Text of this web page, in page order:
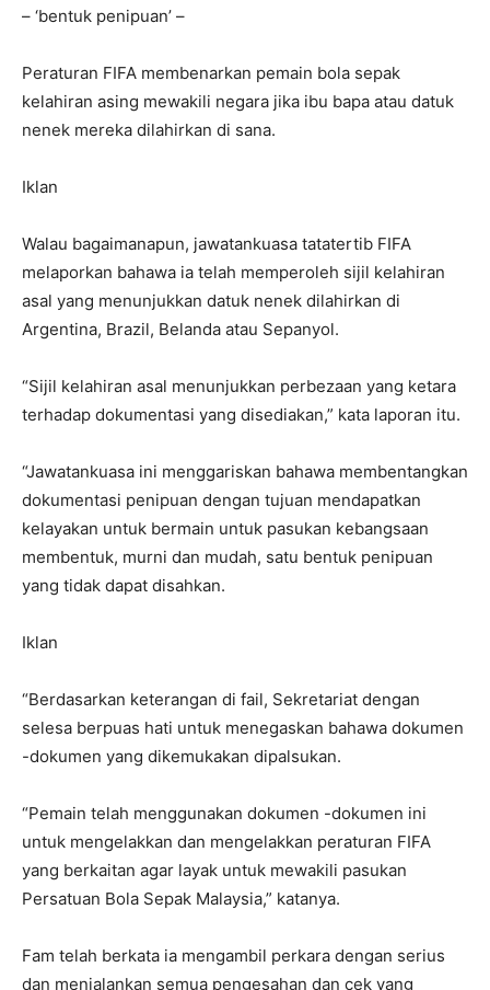
– ‘bentuk penipuan’ –
Peraturan FIFA membenarkan pemain bola sepak
kelahiran asing mewakili negara jika ibu bapa atau datuk
nenek mereka dilahirkan di sana.
Iklan
Walau bagaimanapun, jawatankuasa tatatertib FIFA
melaporkan bahawa ia telah memperoleh sijil kelahiran
asal yang menunjukkan datuk nenek dilahirkan di
Argentina, Brazil, Belanda atau Sepanyol.
“Sijil kelahiran asal menunjukkan perbezaan yang ketara
terhadap dokumentasi yang disediakan,” kata laporan itu.
“Jawatankuasa ini menggariskan bahawa membentangkan
dokumentasi penipuan dengan tujuan mendapatkan
kelayakan untuk bermain untuk pasukan kebangsaan
membentuk, murni dan mudah, satu bentuk penipuan
yang tidak dapat disahkan.
Iklan
“Berdasarkan keterangan di fail, Sekretariat dengan
selesa berpuas hati untuk menegaskan bahawa dokumen
-dokumen yang dikemukakan dipalsukan.
“Pemain telah menggunakan dokumen -dokumen ini
untuk mengelakkan dan mengelakkan peraturan FIFA
yang berkaitan agar layak untuk mewakili pasukan
Persatuan Bola Sepak Malaysia,” katanya.
Fam telah berkata ia mengambil perkara dengan serius
dan menjalankan semua pengesahan dan cek yang